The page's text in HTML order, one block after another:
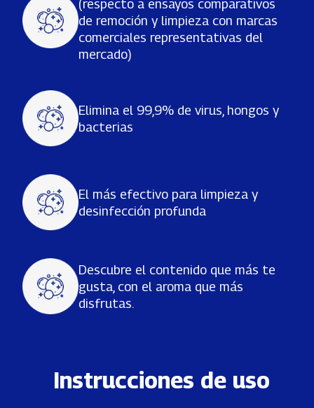
(respecto a ensayos comparativos
de remoción y limpieza con marcas
comerciales representativas del
mercado)
Elimina el 99,9% de virus, hongos y
bacterias
El más efectivo para limpieza y
desinfección profunda
Descubre el contenido que más te
gusta, con el aroma que más
disfrutas.
Instrucciones de uso